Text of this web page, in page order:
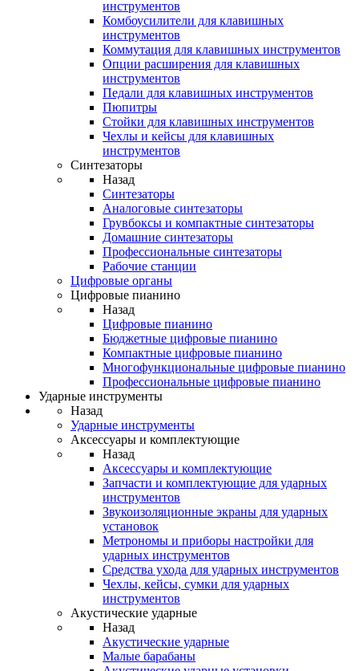
инструментов
Комбоусилители для клавишных
инструментов
Коммутация для клавишных инструментов
Опции расширения для клавишных
инструментов
Педали для клавишных инструментов
Пюпитры
Стойки для клавишных инструментов
Чехлы и кейсы для клавишных
инструментов
Синтезаторы
Назад
Синтезаторы
Аналоговые синтезаторы
Грувбоксы и компактные синтезаторы
Домашние синтезаторы
Профессиональные синтезаторы
Рабочие станции
Цифровые органы
Цифровые пианино
Назад
Цифровые пианино
Бюджетные цифровые пианино
Компактные цифровые пианино
Многофункциональные цифровые пианино
Профессиональные цифровые пианино
Ударные инструменты
Назад
Ударные инструменты
Аксессуары и комплектующие
Назад
Аксессуары и комплектующие
Запчасти и комплектующие для ударных
инструментов
Звукоизоляционные экраны для ударных
установок
Метрономы и приборы настройки для
ударных инструментов
Средства ухода для ударных инструментов
Чехлы, кейсы, сумки для ударных
инструментов
Акустические ударные
Назад
Акустические ударные
Mалые барабаны